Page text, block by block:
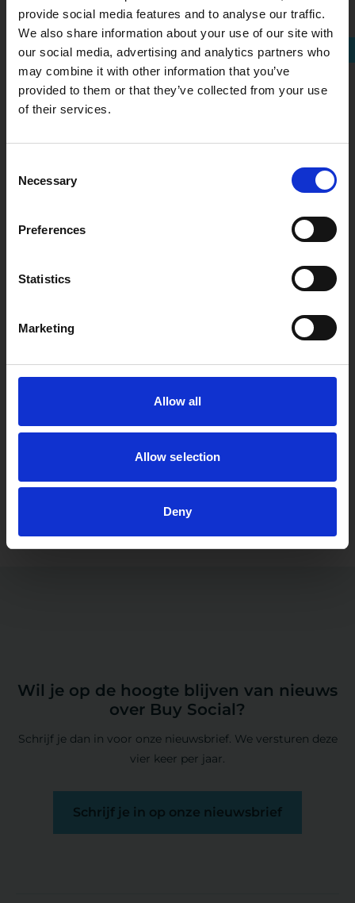
provide social media features and to analyse our traffic.
We also share information about your use of our site with
our social media, advertising and analytics partners who
may combine it with other information that you’ve
provided to them or that they’ve collected from your use
of their services.
Selection
Necessary
Preferences
Statistics
Marketing
Allow all
Allow selection
Deny
Ga naar website
Meer van dit bedrijf
Minnelijke interventie
Faircasso
Tussen debiteurenbeheer en externe incasso
Wil je op de hoogte blijven van nieuws
over Buy Social?
Schrijf je dan in voor onze nieuwsbrief. We versturen deze
vier keer per jaar.
Schrijf je in op onze nieuwsbrief
Is jouw bedrijf al Buy Social
proof?
Elk bedrijf, hoe klein of groot ook, kan een
Helemaal niet!
praktisch advies met laagdrempelige manieren om
via inkoop positief bij te dragen. Zo kunnen jij en je